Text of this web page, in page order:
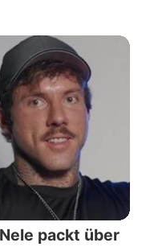
packt über